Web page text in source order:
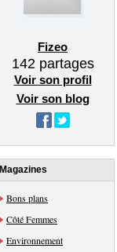
Fizeo
142partages
Voir son profil
Voir son blog
Magazines
Bons plans
Côté Femmes
Environnement